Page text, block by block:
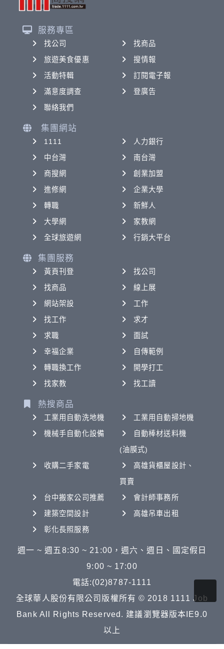
服務專區
找公司
找商品
旅遊美食優惠
搜情報
活動特輯
訂閱電子報
滿意度調查
登廣告
聯絡我們
集團網站
1111
人力銀行
中台灣
南台灣
商搜網
創業加盟
進修網
企業大學
轉職
新鮮人
大學網
家教網
全球旅遊網
行銷大平台
集團服務
黃頁刊登
找公司
找商品
線上展
網站架設
工作
找工作
求才
求職
面試
幸福企業
自傳範例
轉職換工作
開學打工
找家教
找工讀
熱搜商品
工業用自動洗地機
工業用自動掃地機
機械手自動化設備
自動棒材送料機
(油膜式)
收購二手家電
高雄貨櫃屋設計、
買賣
台中搬家公司推薦
會計師事務所
建築空間設計
高雄吊車出租
彰化長照服務
週一 ~ 週五8:30 ~ 21:00，週六、週日、國定假日
9:00 ~ 17:00
電話:(02)8787-1111
全球華人股份有限公司版權所有 © 2018 1111 Job
Bank All Rights Reserved. 建議瀏覽器版本IE9.0
以上